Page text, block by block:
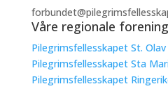
Våre regionale
Pilegrimsfellesskapet St.
Pilegrimsfellesskapet Sta
Pilegrimsfellesskapet